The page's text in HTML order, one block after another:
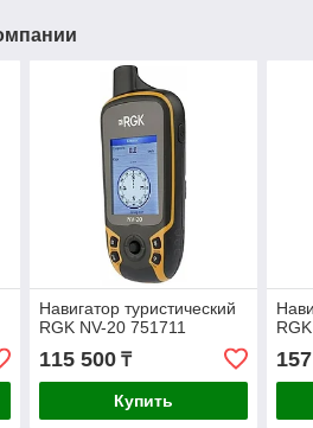
Навигатор туристический
RGK NV-20 751711
115 500₸
Купить